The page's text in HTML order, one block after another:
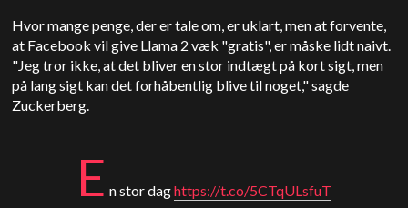
Hvor mange penge, der er tale om, er uklart, men at forvente,
at Facebook vil give Llama 2 væk "gratis", er måske lidt naivt.
"Jeg tror ikke, at det bliver en stor indtægt på kort sigt, men
på lang sigt kan det forhåbentlig blive til noget," sagde
Zuckerberg.
E n stor daghttps://t.co/5CTqULsfuT